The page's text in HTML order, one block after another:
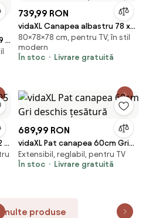
x
739,99 RON
vidaXL Canapea albastru 78 x
78 x 80 cm țesătură
80×78×78 cm, pentru TV, în stil
modern
În stoc
Livrare gratuită
x
689,99 RON
vidaXL Pat canapea 60cm Gri
deschis țesătură
Extensibil, reglabil, pentru TV
În stoc
Livrare gratuită
multe produse